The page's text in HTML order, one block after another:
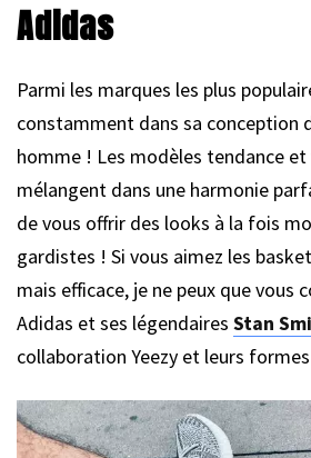
Adidas
Parmi les marques les plus
constamment dans sa conception
homme ! Les modèles tendance
mélangent dans une harmonie
de vous offrir des looks à la fois
gardistes ! Si vous aimez les
mais efficace, je ne peux que vous
Adidas et ses légendaires Stan
collaboration Yeezy et leurs